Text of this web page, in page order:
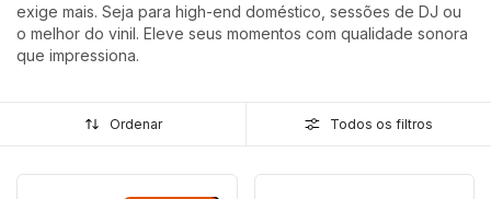
exige mais. Seja para high-end doméstico, sessões de DJ ou
o melhor do vinil. Eleve seus momentos com qualidade sonora
que impressiona.
Ordenar Todos os filtros